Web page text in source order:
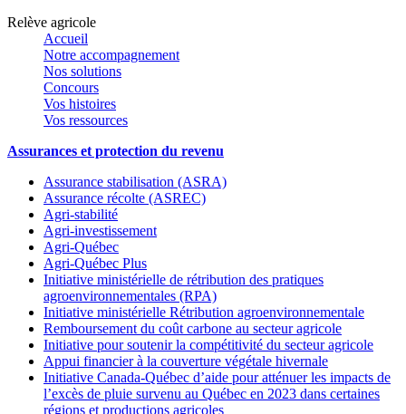
Relève agricole
Accueil
Notre accompagnement
Nos solutions
Concours
Vos histoires
Vos ressources
Assurances et protection du revenu
Assurance stabilisation (ASRA)
Assurance récolte (ASREC)
Agri-stabilité
Agri-investissement
Agri-Québec
Agri-Québec Plus
Initiative ministérielle de rétribution des pratiques
agroenvironnementales (RPA)
Initiative ministérielle Rétribution agroenvironnementale
Remboursement du coût carbone au secteur agricole
Initiative pour soutenir la compétitivité du secteur agricole
Appui financier à la couverture végétale hivernale
Initiative Canada-Québec d’aide pour atténuer les impacts de
l’excès de pluie survenu au Québec en 2023 dans certaines
régions et productions agricoles